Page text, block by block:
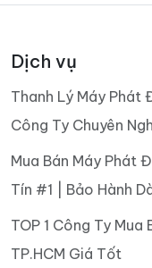
Dịch vụ
Thanh Lý Máy Phát
Công Ty Chuyên
Mua Bán Máy Phát
Tín #1 | Bảo Hành
TOP 1 Công Ty
TP.HCM Giá Tốt